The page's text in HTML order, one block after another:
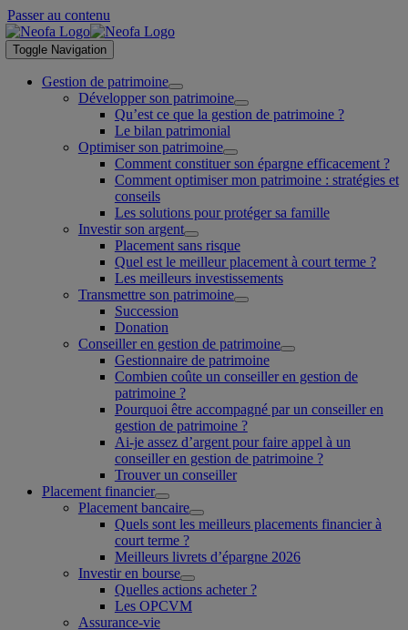
Passer au contenu
Toggle Navigation
Gestion de patrimoine
Développer son patrimoine
Qu’est ce que la gestion de patrimoine ?
Le bilan patrimonial
Optimiser son patrimoine
Comment constituer son épargne efficacement ?
Comment optimiser mon patrimoine : stratégies et
conseils
Les solutions pour protéger sa famille
Investir son argent
Placement sans risque
Quel est le meilleur placement à court terme ?
Les meilleurs investissements
Transmettre son patrimoine
Succession
Donation
Conseiller en gestion de patrimoine
Gestionnaire de patrimoine
Combien coûte un conseiller en gestion de
patrimoine ?
Pourquoi être accompagné par un conseiller en
gestion de patrimoine ?
Ai-je assez d’argent pour faire appel à un
conseiller en gestion de patrimoine ?
Trouver un conseiller
Placement financier
Placement bancaire
Quels sont les meilleurs placements financier à
court terme ?
Meilleurs livrets d’épargne 2026
Investir en bourse
Quelles actions acheter ?
Les OPCVM
Assurance-vie